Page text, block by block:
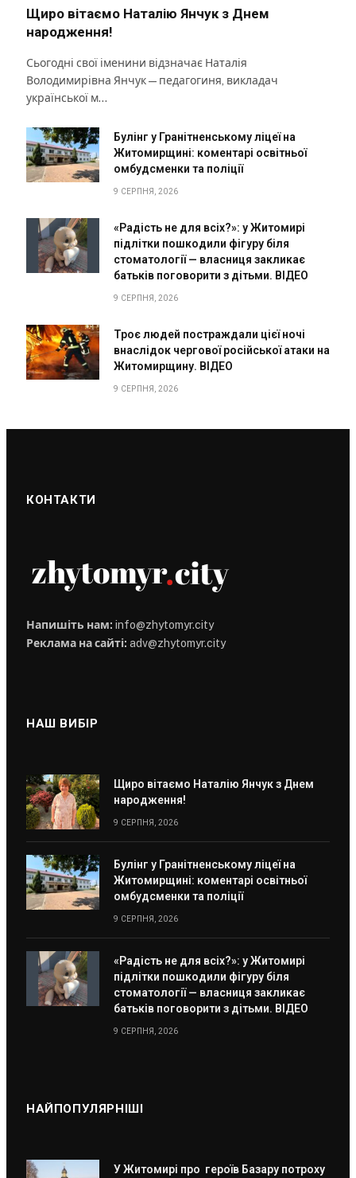
Щиро вітаємо Наталію Янчук з Днем
народження!
Сьогодні свої іменини відзначає Наталія
Володимирівна Янчук — педагогиня, викладач
української м…
Булінг у Гранітненському ліцеї на
Житомирщині: коментарі освітньої
омбудсменки та поліції
9 СЕРПНЯ, 2026
«Радість не для всіх?»: у Житомирі
підлітки пошкодили фігуру біля
стоматології — власниця закликає
батьків поговорити з дітьми. ВІДЕО
9 СЕРПНЯ, 2026
Троє людей постраждали цієї ночі
внаслідок чергової російської атаки на
Житомирщину. ВІДЕО
9 СЕРПНЯ, 2026
КОНТАКТИ
Напишіть нам: info@zhytomyr.city
Реклама на сайті: adv@zhytomyr.city
НАШ ВИБІР
Щиро вітаємо Наталію Янчук з Днем
народження!
9 СЕРПНЯ, 2026
Булінг у Гранітненському ліцеї на
Житомирщині: коментарі освітньої
омбудсменки та поліції
9 СЕРПНЯ, 2026
«Радість не для всіх?»: у Житомирі
підлітки пошкодили фігуру біля
стоматології — власниця закликає
батьків поговорити з дітьми. ВІДЕО
9 СЕРПНЯ, 2026
НАЙПОПУЛЯРНІШІ
У Житомирі про героїв Базару потроху